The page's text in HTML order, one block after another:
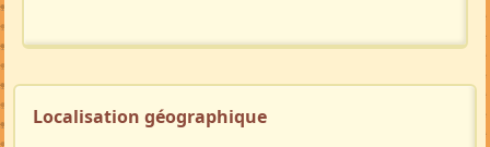
Localisation géographique